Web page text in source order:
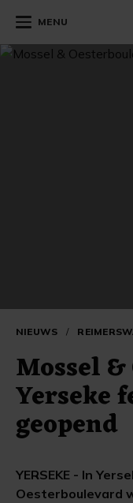
MENU
NIEUWS /
Mossel
Yerseke
geopend
YERSEKE - In
Oesterboulevard